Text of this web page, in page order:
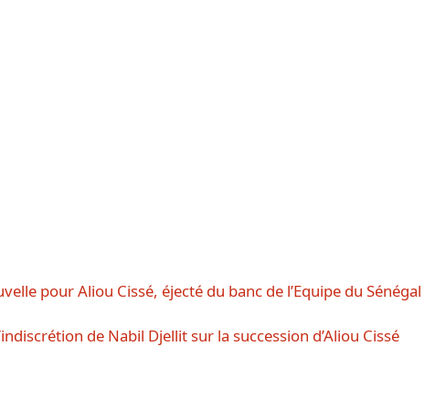
pour Aliou Cissé, éjecté du banc de l’Equipe du Sénégal
de Nabil Djellit sur la succession d’Aliou Cissé